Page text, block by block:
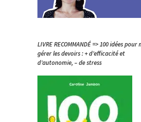
LIVRE RECOMMANDÉ => 100 idées pour
gérer les devoirs : + d’efficacité et
d’autonomie, – de stress